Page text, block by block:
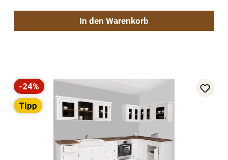
In den Warenkorb
Rabatt
-24%
Tipp